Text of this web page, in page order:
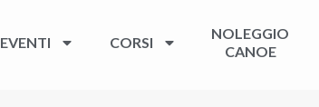
EVENTI CORSI
NOLEGGIO
CANOE